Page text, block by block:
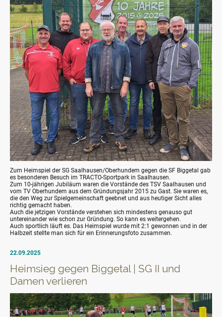
Zum Heimspiel der SG Saalhausen/Oberhundem gegen die SF Biggetal gab
es besonderen Besuch im TRACTO-Sportpark in Saalhausen.
Zum 10-jährigen Jubiläum waren die Vorstände des TSV Saalhausen und
vom TV Oberhundem aus dem Gründungsjahr 2015 zu Gast. Sie waren es,
die den Weg zur Spielgemeinschaft geebnet und aus heutiger Sicht alles
richtig gemacht haben.
Auch die jetzigen Vorstände verstehen sich mindestens genauso gut
untereinander wie schon zur Gründung. So kann es weitergehen.
Auch sportlich läuft es. Das Heimspiel wurde mit 2:1 gewonnen und in der
Halbzeit stellte man sich für ein Erinnerungsfoto zusammen.
22.09.2025
Heimsieg gegen Biggetal | SG II und
Damen verlieren